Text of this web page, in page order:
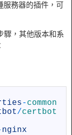
服務器的插件，可
驟，其他版本和系
- common
/certbot
nginx